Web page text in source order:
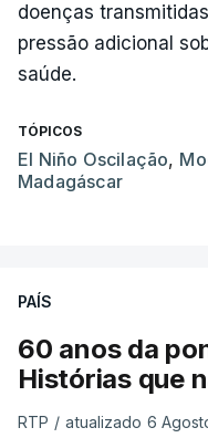
doenças
pressão adicional
saúde.
TÓPICOS
El Niño Oscilação,
Madagáscar
PAÍS
60 anos da
Histórias que
RTP / atualizado 6